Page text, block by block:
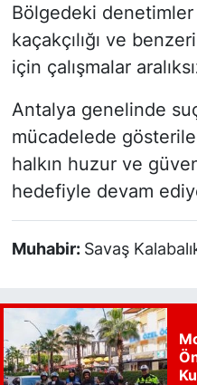
Bölgedeki denetimler
kaçakçılığı ve
için çalışmalar
Antalya genelinde
mücadelede
halkın huzur ve
hedefiyle devam
Muhabir: Savaş